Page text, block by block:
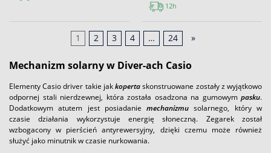
12h
1 2 3 4 … 24 »
Mechanizm solarny w Diver-ach Casio
Elementy Casio driver takie jakkopertaskonstruowane zostały z wyjątkowo
odpornej stali nierdzewnej, która została osadzona na gumowym pasku.
Dodatkowym atutem jest posiadaniemechanizmu solarnego, który w
czasie działania wykorzystuje energię słoneczną. Zegarek został
wzbogacony w pierścień antyrewersyjny, dzięki czemu może również
służyć jako minutnik w czasie nurkowania.